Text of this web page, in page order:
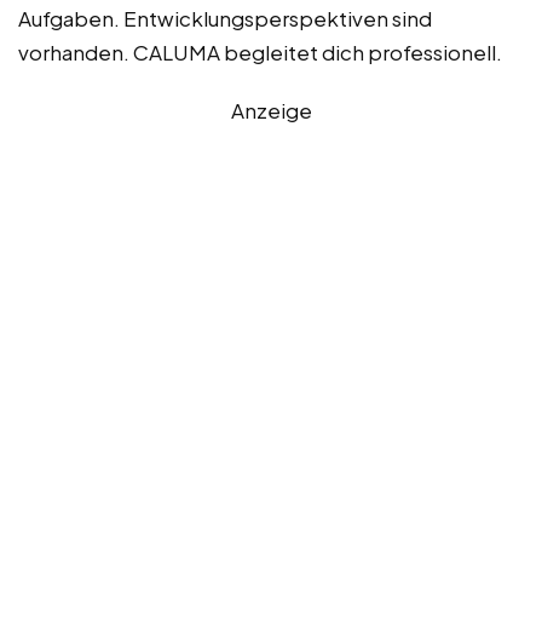
Aufgaben. Entwicklungsperspektiven sind
vorhanden. CALUMA begleitet dich professionell.
Anzeige